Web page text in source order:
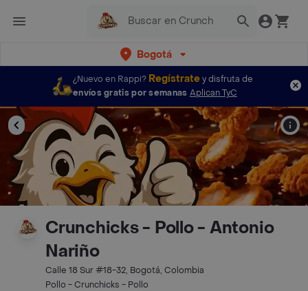
Bogotá
¿Nuevo en Rappi? Regístratey disfruta de
envíos gratis por semanas Aplican TyC
Crunchicks - Pollo - Antonio
Nariño
Calle 18 Sur #18-32, Bogotá, Colombia
Pollo - Crunchicks - Pollo